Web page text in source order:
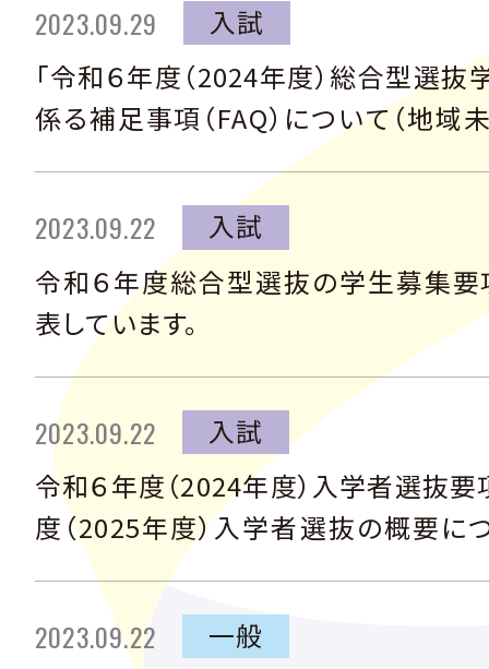
2023.09.29
入試
「令和６年度（2024年度）総合型選
係る補足事項（FAQ）について（地域
2023.09.22
入試
令和６年度総合型選抜の学生募集要
表しています。
2023.09.22
入試
令和６年度（2024年度）入学者選抜
度（2025年度）入学者選抜の概要に
公表しています。
2023.09.22
一般